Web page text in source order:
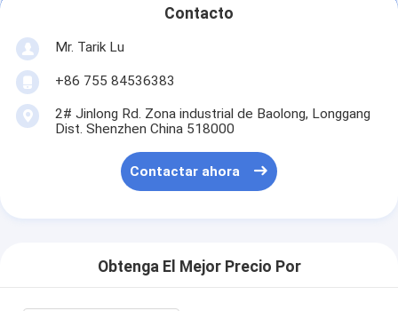
Contacto
Mr. Tarik Lu
+86 755 84536383
2# Jinlong Rd. Zona industrial de Baolong, Longgang
Dist. Shenzhen China 518000
Contactar ahora
Obtenga El Mejor Precio Por